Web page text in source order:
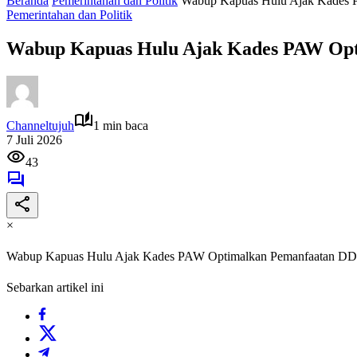
Pemerintahan dan Politik
Wabup Kapuas Hulu Ajak Kades PAW
Channeltujuh
1 min baca
7 Juli 2026
43
×
Wabup Kapuas Hulu Ajak Kades PAW Optimalkan Pemanfaatan DD
Sebarkan artikel ini